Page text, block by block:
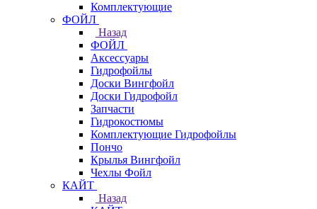
Комплектующие
ФОЙЛ
Назад
ФОЙЛ
Аксессуары
Гидрофойлы
Доски Вингфойл
Доски Гидрофойл
Запчасти
Гидрокостюмы
Комплектующие Гидрофойлы
Пончо
Крылья Вингфойл
Чехлы Фойл
КАЙТ
Назад